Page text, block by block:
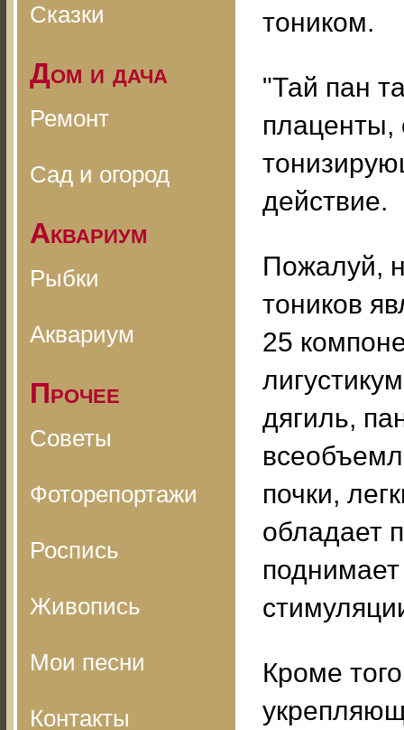
Сказки
Дом и дача
Ремонт
Сад и огород
Аквариум
Рыбки
Аквариум
Прочее
Советы
Фоторепортажи
Роспись
Живопись
Мои песни
Контакты
тоником.
"Тай пан
действие.
Пожалуй,
тоников
25
дягиль,
почки,
обладает
Кроме